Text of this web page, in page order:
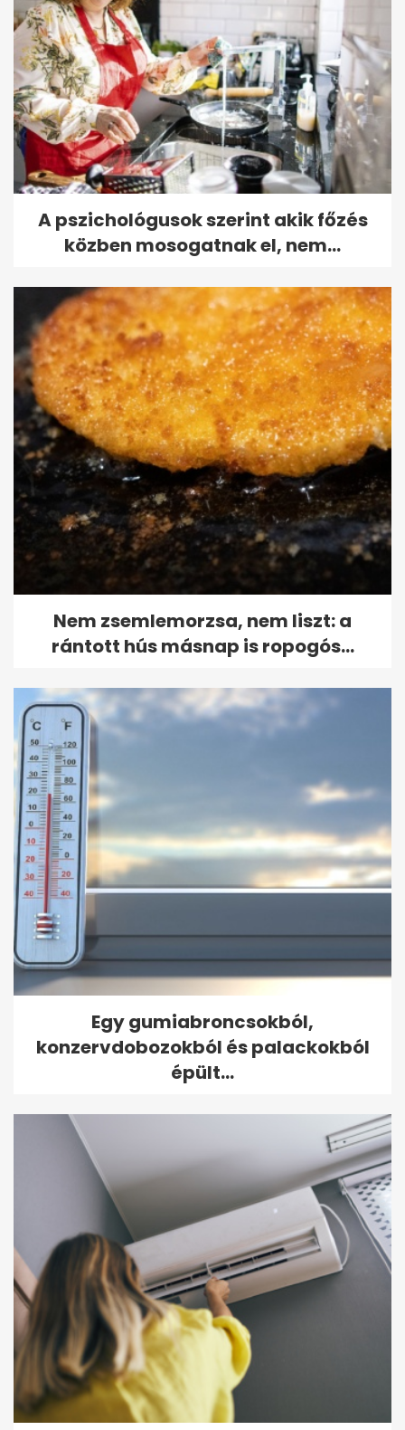
A pszichológusok szerint akik főzés
közben mosogatnak el, nem...
Nem zsemlemorzsa, nem liszt: a
rántott hús másnap is ropogós...
Egy gumiabroncsokból,
konzervdobozokból és palackokból
épült...